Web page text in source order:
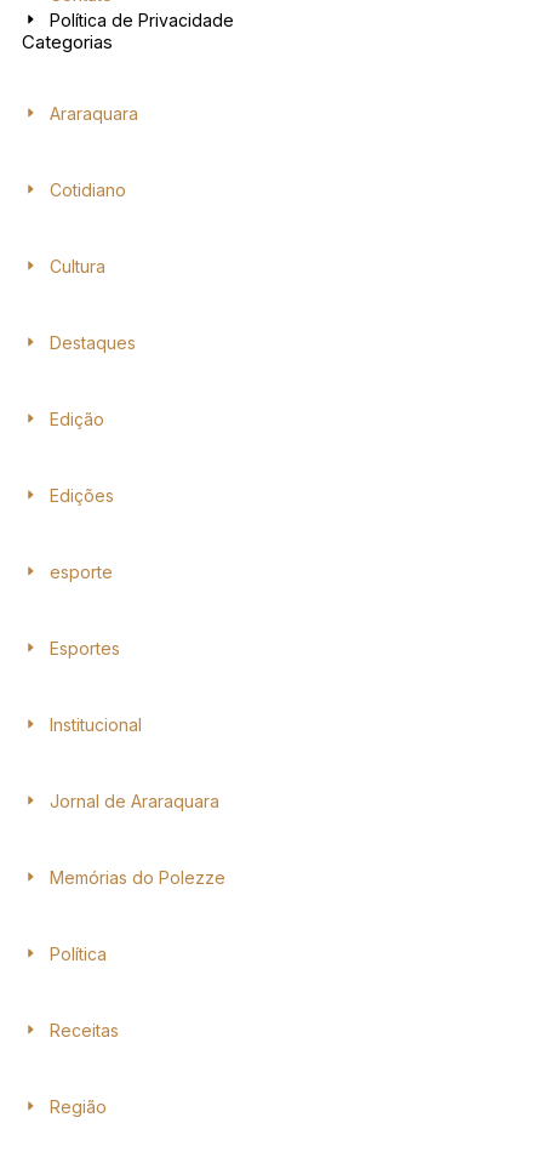
Política de Privacidade
Categorias
Araraquara
Cotidiano
Cultura
Destaques
Edição
Edições
esporte
Esportes
Institucional
Jornal de Araraquara
Memórias do Polezze
Política
Receitas
Região